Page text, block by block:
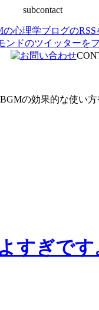
subcontact
の効果的な使い
すぎです